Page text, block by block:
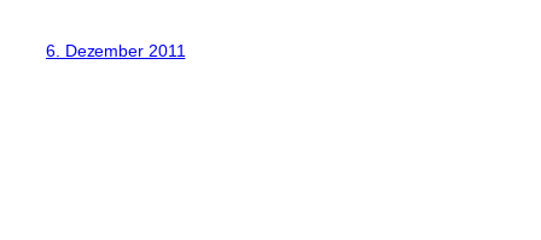
6. Dezember 2011